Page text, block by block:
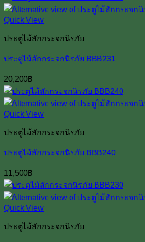
Quick View
ประตูไม้สักกระจกนิรภัย
ประตูไม้สักกระจกนิรภัย BBB231
20,200฿
Quick View
ประตูไม้สักกระจกนิรภัย
ประตูไม้สักกระจกนิรภัย BBB240
11,500฿
Quick View
ประตูไม้สักกระจกนิรภัย